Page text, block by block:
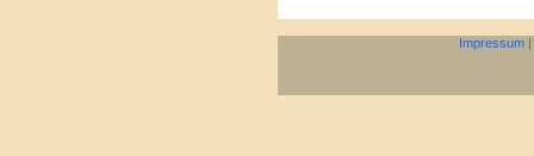
Impressum |